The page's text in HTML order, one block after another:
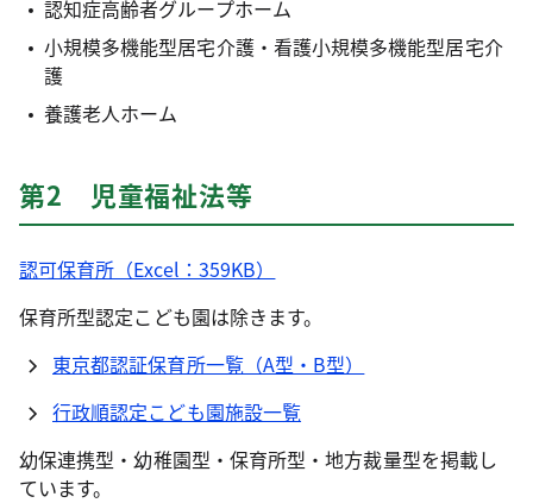
認知症高齢者グループホーム
小規模多機能型居宅介護・看護小規模多機能型居宅介
護
養護老人ホーム
第2 児童福祉法等
認可保育所（Excel：359KB）
保育所型認定こども園は除きます。
東京都認証保育所一覧（A型・B型）
行政順認定こども園施設一覧
幼保連携型・幼稚園型・保育所型・地方裁量型を掲載し
ています。